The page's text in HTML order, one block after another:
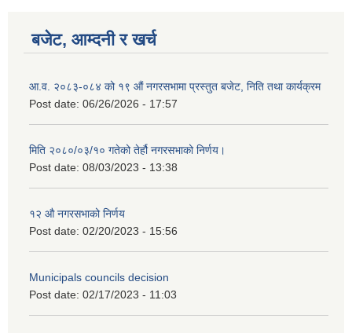
बजेट, आम्दनी र खर्च
आ.व. २०८३-०८४ को १९ औं नगरसभामा प्रस्तुत बजेट, निति तथा कार्यक्रम
Post date: 06/26/2026 - 17:57
मिति २०८०/०३/१० गतेको तेर्हौ नगरसभाको निर्णय।
Post date: 08/03/2023 - 13:38
१२ औ नगरसभाको निर्णय
Post date: 02/20/2023 - 15:56
Municipals councils decision
Post date: 02/17/2023 - 11:03